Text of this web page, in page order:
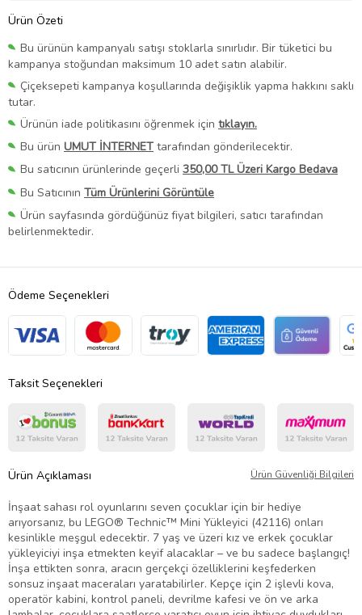
Ürün Özeti
Bu ürünün kampanyalı satışı stoklarla sınırlıdır. Bir tüketici bu
kampanya stoğundan maksimum 10 adet satın alabilir.
Çiçeksepeti kampanya koşullarında değişiklik yapma hakkını saklı
tutar.
Ürünün iade politikasını öğrenmek için tıklayın.
Bu ürün UMUT İNTERNET tarafından gönderilecektir.
Bu satıcının ürünlerinde geçerli 350,00 TL Üzeri Kargo Bedava
Bu Satıcının Tüm Ürünlerini Görüntüle
Ürün sayfasında gördüğünüz fiyat bilgileri, satıcı tarafından
belirlenmektedir.
Ödeme Seçenekleri
Taksit Seçenekleri
Ürün Açıklaması Ürün Güvenliği Bilgileri
İnşaat sahası rol oyunlarını seven çocuklar için bir hediye
arıyorsanız, bu LEGO® Technic™ Mini Yükleyici (42116) onları
kesinlikle meşgul edecektir. 7 yaş ve üzeri kız ve erkek çocuklar
yükleyiciyi inşa etmekten keyif alacaklar – ve bu sadece başlangıç!
İnşa ettikten sonra, aracın gerçekçi özelliklerini keşfederken
sonsuz inşaat maceraları yaratabilirler. Kepçe için 2 işlevli kova,
operatör kabini, kontrol paneli, devrilme kafesi ve ön ve arka